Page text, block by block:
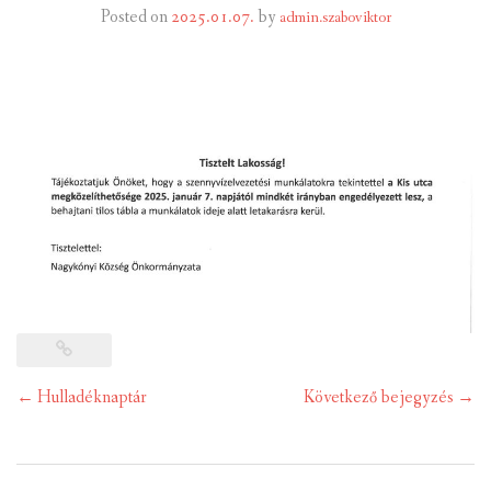
KAPCSOLAT
LETÖLTHETŐ NYOMTATVÁNYOK
TELEPÜLÉSIKÉPVISELŐI VAGYONNYILATKOZATOK – 2026.
Posted on2025.01.07.by admin.szaboviktor
Post
← Hulladéknaptár Következő bejegyzés →